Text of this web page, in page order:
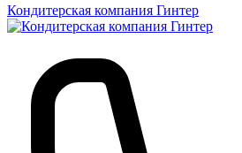
Кондитерская компания Гинтер